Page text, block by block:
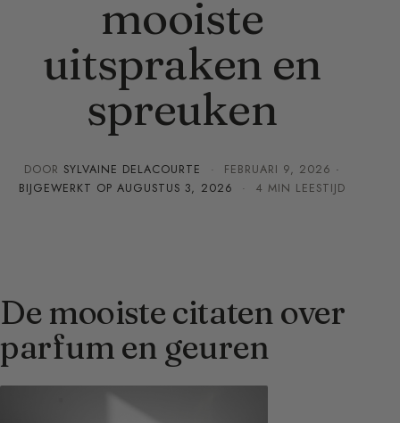
mooiste
uitspraken en
spreuken
DOOR SYLVAINE DELACOURTE · FEBRUARI 9, 2026 ·
BIJGEWERKT OPAUGUSTUS 3, 2026 · 4 MIN LEESTIJD
De mooiste citaten over
parfum en geuren